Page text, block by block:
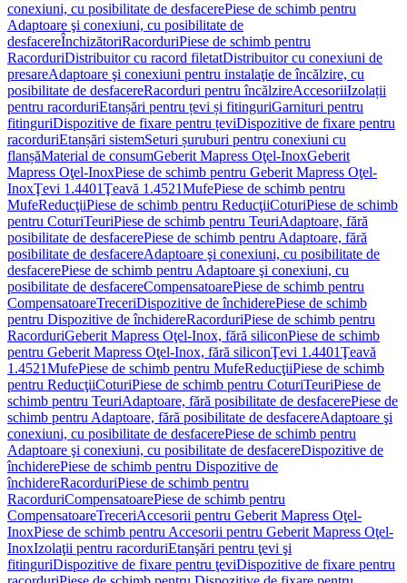
conexiuni, cu posibilitate de desfacerePiese de schimb pentru
Adaptoare şi conexiuni, cu posibilitate de
desfacereÎnchizătoriRacorduriPiese de schimb pentru
RacorduriDistribuitor cu racord filetatDistribuitor cu conexiuni de
presareAdaptoare şi conexiuni pentru instalaţie de încălzire, cu
posibilitate de desfacereRacorduri pentru încălzireAccesoriiIzolații
pentru racorduriEtanșări pentru țevi și fitinguriGarnituri pentru
fitinguriDispozitive de fixare pentru țeviDispozitive de fixare pentru
racorduriEtanșări sistemSeturi șuruburi pentru conexiuni cu
flanșăMaterial de consumGeberit Mapress Oţel-InoxGeberit
Mapress Oţel-InoxPiese de schimb pentru Geberit Mapress Oţel-
InoxŢevi 1.4401Ţeavă 1.4521MufePiese de schimb pentru
MufeReducţiiPiese de schimb pentru ReducţiiCoturiPiese de schimb
pentru CoturiTeuriPiese de schimb pentru TeuriAdaptoare, fără
posibilitate de desfacerePiese de schimb pentru Adaptoare, fără
posibilitate de desfacereAdaptoare şi conexiuni, cu posibilitate de
desfacerePiese de schimb pentru Adaptoare şi conexiuni, cu
posibilitate de desfacereCompensatoarePiese de schimb pentru
CompensatoareTreceriDispozitive de închiderePiese de schimb
pentru Dispozitive de închidereRacorduriPiese de schimb pentru
RacorduriGeberit Mapress Oţel-Inox, fără siliconPiese de schimb
pentru Geberit Mapress Oţel-Inox, fără siliconŢevi 1.4401Ţeavă
1.4521MufePiese de schimb pentru MufeReducţiiPiese de schimb
pentru ReducţiiCoturiPiese de schimb pentru CoturiTeuriPiese de
schimb pentru TeuriAdaptoare, fără posibilitate de desfacerePiese de
schimb pentru Adaptoare, fără posibilitate de desfacereAdaptoare şi
conexiuni, cu posibilitate de desfacerePiese de schimb pentru
Adaptoare şi conexiuni, cu posibilitate de desfacereDispozitive de
închiderePiese de schimb pentru Dispozitive de
închidereRacorduriPiese de schimb pentru
RacorduriCompensatoarePiese de schimb pentru
CompensatoareTreceriAccesorii pentru Geberit Mapress Oţel-
InoxPiese de schimb pentru Accesorii pentru Geberit Mapress Oţel-
InoxIzolaţii pentru racorduriEtanşări pentru ţevi şi
fitinguriDispozitive de fixare pentru ţeviDispozitive de fixare pentru